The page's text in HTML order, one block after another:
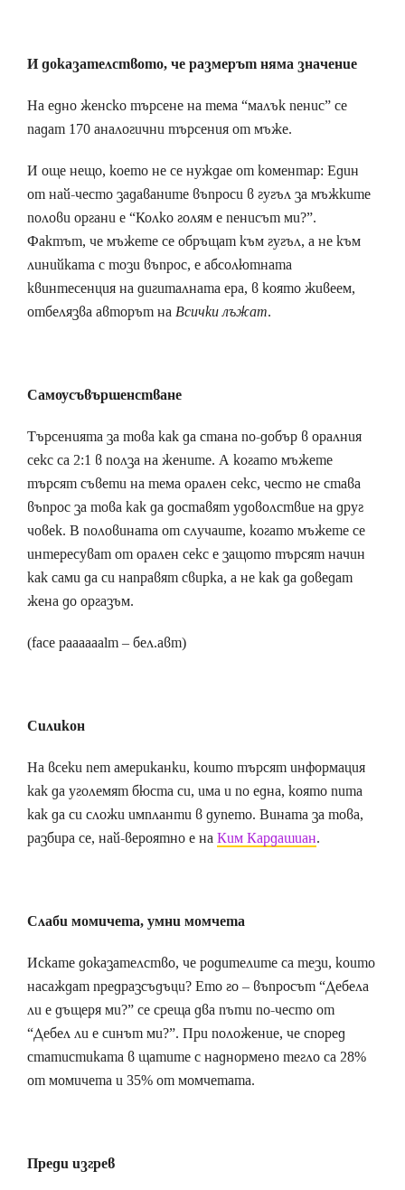
И доказателството, че размерът няма значение
На едно женско търсене на тема “малък пенис” се
падат 170 аналогични търсения от мъже.
И още нещо, което не се нуждае от коментар: Един
от най-често задаваните въпроси в гугъл за мъжките
полови органи е “Колко голям е пенисът ми?”.
Фактът, че мъжете се обръщат към гугъл, а не към
линийката с този въпрос, е абсолютната
квинтесенция на дигиталната ера, в която живеем,
отбелязва авторът наВсички лъжат.
Самоусъвършенстване
Търсенията за това как да стана по-добър в оралния
секс са 2:1 в полза на жените. А когато мъжете
търсят съвети на тема орален секс, често не става
въпрос за това как да доставят удоволствие на друг
човек. В половината от случаите, когато мъжете се
интересуват от орален секс е защото търсят начин
как сами да си направят свирка, а не как да доведат
жена до оргазъм.
(face paaaaaalm – бел.авт)
Силикон
На всеки пет американки, които търсят информация
как да уголемят бюста си, има и по една, която пита
как да си сложи импланти в дупето. Вината за това,
разбира се, най-вероятно е наКим Кардашиан.
Слаби момичета, умни момчета
Искате доказателство, че родителите са тези, които
насаждат предразсъдъци? Ето го – въпросът “Дебела
ли е дъщеря ми?” се среща два пъти по-често от
“Дебел ли е синът ми?”. При положение, че според
статистиката в щатите с наднормено тегло са 28%
от момичета и 35% от момчетата.
Преди изгрев